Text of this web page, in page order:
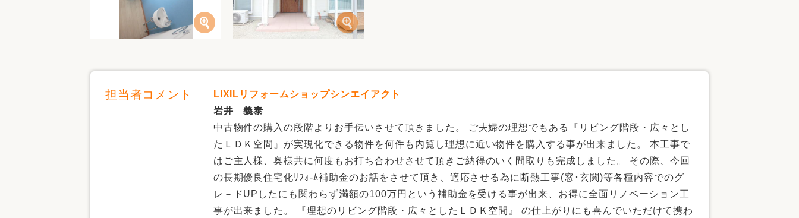
担当者コメント
LIXILリフォームショップシンエイアクト
岩井 義泰
中古物件の購入の段階よりお手伝いさせて頂きました。 ご夫婦の理想でもある『リビング階段・広々とし
たＬＤＫ空間』が実現化できる物件を何件も内覧し理想に近い物件を購入する事が出来ました。 本工事で
はご主人様、奥様共に何度もお打ち合わせさせて頂きご納得のいく間取りも完成しました。 その際、今回
の長期優良住宅化ﾘﾌｫ-ﾑ補助金のお話をさせて頂き、適応させる為に断熱工事(窓･玄関)等各種内容でのグ
レ－ドUPしたにも関わらず満額の100万円という補助金を受ける事が出来、お得に全面リノベーション工
事が出来ました。 『理想のリビング階段・広々としたＬＤＫ空間』 の仕上がりにも喜んでいただけて携わ